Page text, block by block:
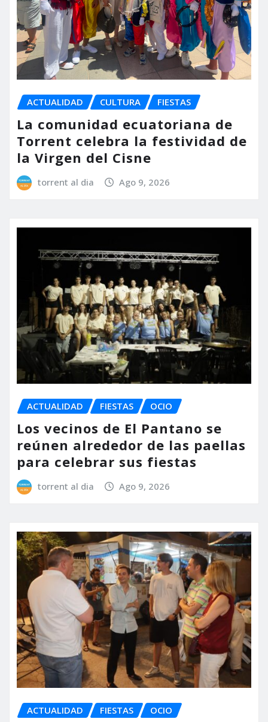
ACTUALIDAD CULTURA FIESTAS
La comunidad ecuatoriana de
Torrent celebra la festividad de
la Virgen del Cisne
torrent al dia Ago 9, 2026
ACTUALIDAD FIESTAS OCIO
Los vecinos de El Pantano se
reúnen alrededor de las paellas
para celebrar sus fiestas
torrent al dia Ago 9, 2026
ACTUALIDAD FIESTAS OCIO